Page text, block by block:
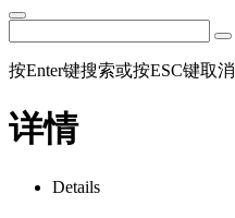
按Enter键搜索或按ESC键取消
详情
Details